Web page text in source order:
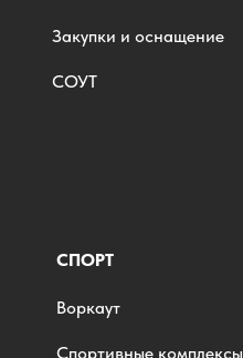
Закупки и оснащение
СОУТ
СПОРТ
Воркаут
Спортивные комплексы